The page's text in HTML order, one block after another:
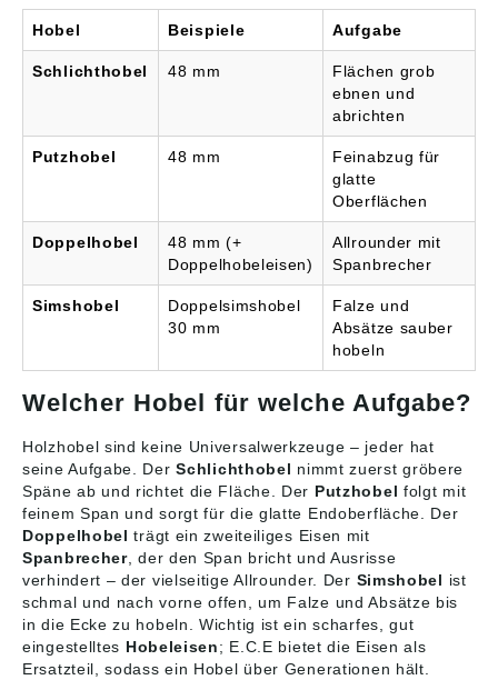
Hobel Beispiele Aufgabe
Schlichthobel 48 mm
Flächen grob
ebnen und
abrichten
Putzhobel 48 mm
Feinabzug für
glatte
Oberflächen
Doppelhobel
48 mm (+
Doppelhobeleisen)
Allrounder mit
Spanbrecher
Simshobel
Doppelsimshobel
30 mm
Falze und
Absätze sauber
hobeln
Welcher Hobel für welche Aufgabe?
Holzhobel sind keine Universalwerkzeuge – jeder hat
seine Aufgabe. DerSchlichthobel nimmt zuerst gröbere
Späne ab und richtet die Fläche. Der Putzhobel folgt mit
feinem Span und sorgt für die glatte Endoberfläche. Der
Doppelhobel trägt ein zweiteiliges Eisen mit
Spanbrecher, der den Span bricht und Ausrisse
verhindert – der vielseitige Allrounder. Der Simshobel ist
schmal und nach vorne offen, um Falze und Absätze bis
in die Ecke zu hobeln. Wichtig ist ein scharfes, gut
eingestelltes Hobeleisen; E.C.E bietet die Eisen als
Ersatzteil, sodass ein Hobel über Generationen hält.